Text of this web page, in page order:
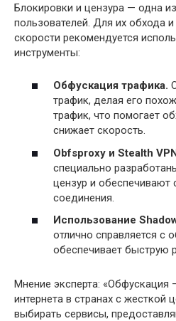
Блокировки и цензура — одна
пользователей. Для их обхода
скорости рекомендуется
инструменты:
Обфускация трафика.
трафик, делая его
трафик, что помогает
снижает скорость.
Obfsproxy и Stealth
специально
цензур и обеспечивают
соединения.
Использование
отлично справляется с
обеспечивает быструю
Мнение эксперта:
интернета в странах с жесткой
выбирать сервисы,